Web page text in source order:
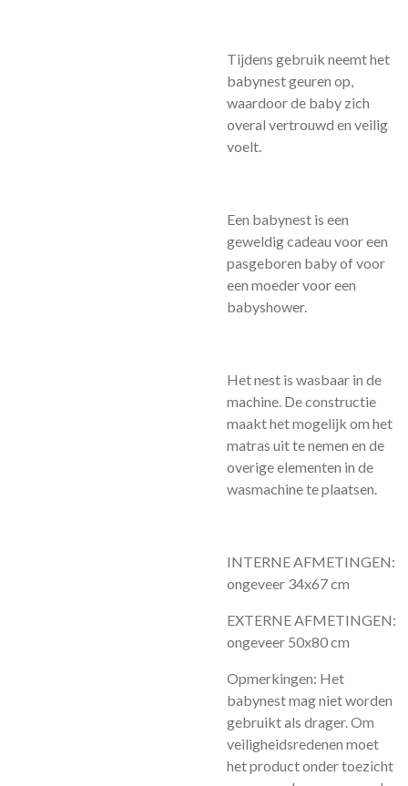
Tijdens gebruik neemt het
babynest geuren op,
waardoor de baby zich
overal vertrouwd en veilig
voelt.
Een babynest is een
geweldig cadeau voor een
pasgeboren baby of voor
een moeder voor een
babyshower.
Het nest is wasbaar in de
machine. De constructie
maakt het mogelijk om het
matras uit te nemen en de
overige elementen in de
wasmachine te plaatsen.
INTERNE AFMETINGEN:
ongeveer 34x67 cm
EXTERNE AFMETINGEN:
ongeveer 50x80 cm
Opmerkingen: Het
babynest mag niet worden
gebruikt als drager. Om
veiligheidsredenen moet
het product onder toezicht